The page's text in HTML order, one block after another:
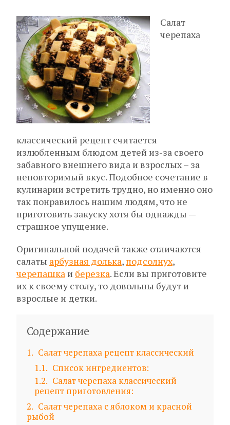
Салат
черепаха
классический рецепт считается
излюбленным блюдом детей из-за своего
забавного внешнего вида и взрослых – за
неповторимый вкус. Подобное сочетание в
кулинарии встретить трудно, но именно оно
так понравилось нашим людям, что не
приготовить закуску хотя бы однажды —
страшное упущение.
Оригинальной подачей также отличаются
салаты арбузная долька, подсолнух,
черепашка и березка. Если вы приготовите
их к своему столу, то довольны будут и
взрослые и детки.
Содержание
1
Салат черепаха рецепт классический
1.1
Список ингредиентов:
1.2
Салат черепаха классический
рецепт приготовления:
2
Салат черепаха с яблоком и красной
рыбой